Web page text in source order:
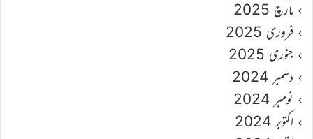
مارچ 2025
فروری 2025
جنوری 2025
دسمبر 2024
نومبر 2024
اکتوبر 2024